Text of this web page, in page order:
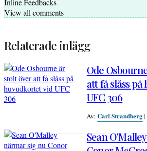
Inline Feedbacks
View all comments
Relaterade inlägg
Ode
att få slåss
UFC 306
Av: Carl Strandberg|
Sean